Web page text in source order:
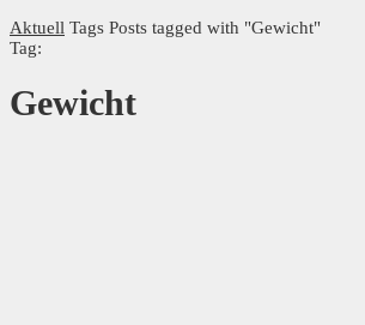
Aktuell Tags Posts tagged with "Gewicht"
Tag:
Gewicht